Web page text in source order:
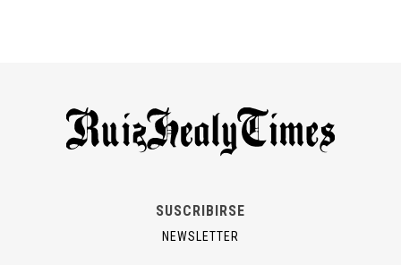
SUSCRIBIRSE
NEWSLETTER